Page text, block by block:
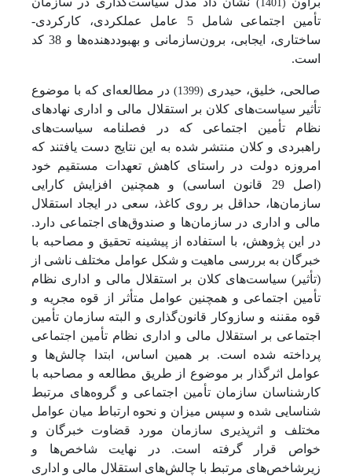
(1401)
تأمین اجتماعی شامل 5 عامل عملکردی، کارکردی-
ساختاری، ایجابی، برون‌سازمانی و بهبوددهنده‌ها و 38 کد
است.
صالحی، خلیق، حیدری (1399)
در مطالعه‌ای که با موضوع
تأثیر سیاست‌های کلان بر استقلال مالی و اداری نهادهای
نظام تأمین اجتماعی که در فصلنامه سیاست‌های
راهبردی و کلان منتشر شده به این نتایج دست یافتند که
امروزه دولت در راستای کاهش تعهدات مستقیم خود
(اصل 29 قانون اساسی) و همچنین افزایش کارایی
سازمان‌ها، حداقل بر روی کاغذ، سعی در ایجاد استقلال
مالی و اداری در سازمان‌ها و صندوق‌های اجتماعی دارد.
در این پژوهش، با استفاده از پیشینه تحقیق و مصاحبه با
خبرگان به بررسی ماهیت و شکل عوامل مختلف ناشی از
(تأثیر) سیاست‌های کلان بر استقلال مالی و اداری نظام
تأمین اجتماعی و همچنین عوامل متأثر از قوه مجریه و
قوه مقننه و سازوکار قانون‌گذاری و البته سازمان تأمین
اجتماعی بر استقلال مالی و اداری نظام تأمین اجتماعی
پرداخته شده است. بر همین اساس، ابتدا چالش‌ها و
عوامل اثرگذار بر موضوع از طریق مطالعه و مصاحبه با
کارشناسان سازمان تأمین اجتماعی و گروه‌های مرتبط
شناسایی شده و سپس میزان و نحوه ارتباط میان عوامل
مختلف و اثرپذیری سازمان مورد قضاوت خبرگان و
خواص قرار گرفته است. در نهایت شاخص‌ها و
زیرشاخص‌های مرتبط با چالش‌های استقلال مالی و اداری